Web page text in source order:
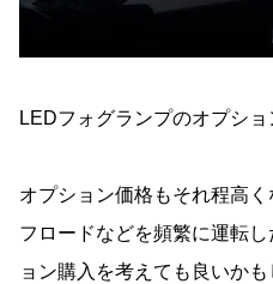
LEDフォグランプのオプショ
オプション価格もそれ程高
フロードなどを頻繁に運転
ョン購入を考えても良いかも